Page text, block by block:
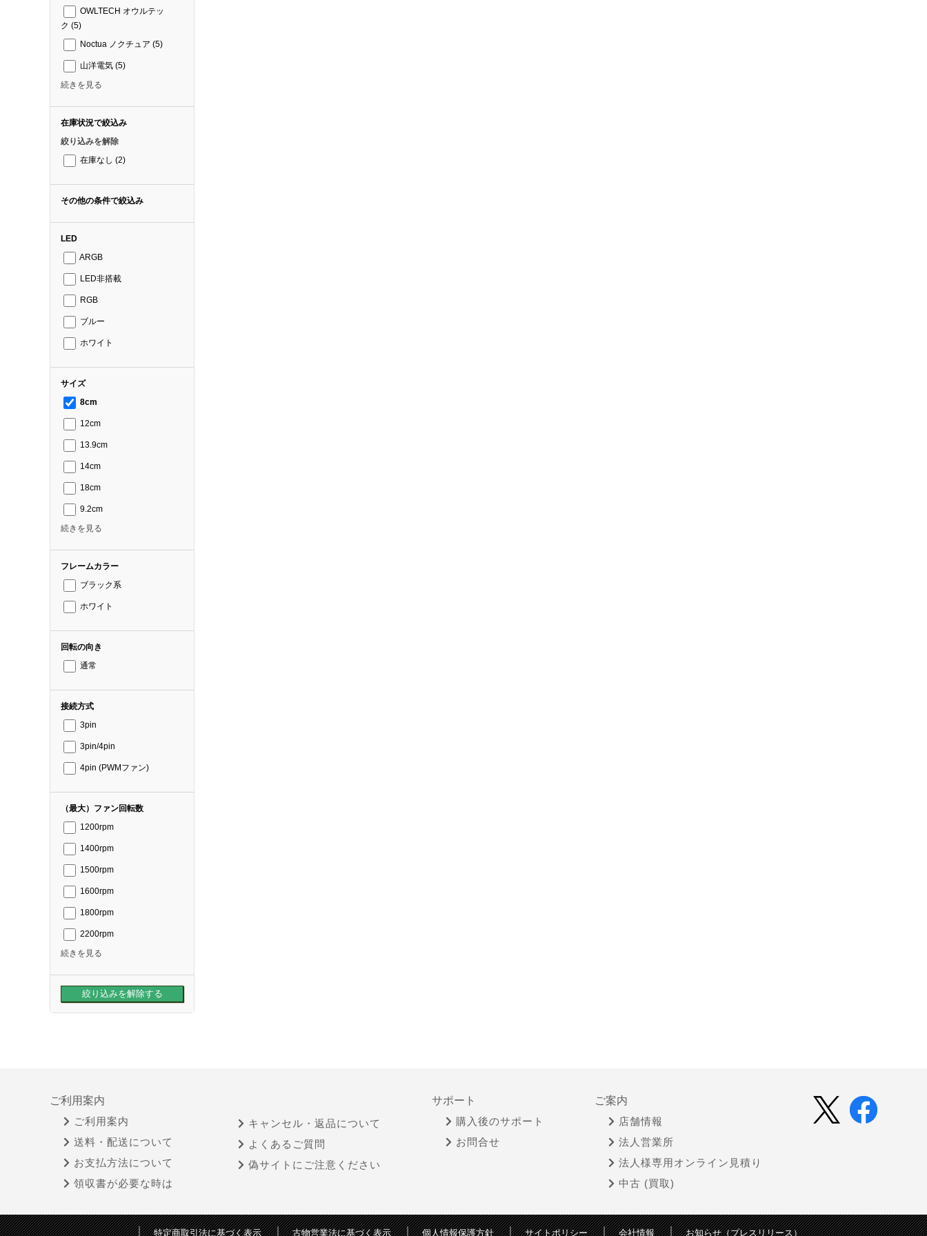
OWLTECH オウルテッ
ク (5)
Noctua ノクチュア (5)
山洋電気 (5)
続きを見る
在庫状況で絞込み
絞り込みを解除
在庫なし (2)
その他の条件で絞込み
LED
ARGB
LED非搭載
RGB
ブルー
ホワイト
サイズ
8cm
12cm
13.9cm
14cm
18cm
9.2cm
続きを見る
フレームカラー
ブラック系
ホワイト
回転の向き
通常
接続方式
3pin
3pin/4pin
4pin (PWMファン)
（最大）ファン回転数
1200rpm
1400rpm
1500rpm
1600rpm
1800rpm
2200rpm
続きを見る
ご利用案内
ご利用案内
送料・配送について
お支払方法について
領収書が必要な時は
キャンセル・返品について
よくあるご質問
偽サイトにご注意ください
サポート
購入後のサポート
お問合せ
ご案内
店舗情報
法人営業所
法人様専用オンライン見積り
中古 (買取)
特定商取引法に基づく表示 古物営業法に基づく表示 個人情報保護方針 サイトポリシー 会社情報 お知らせ（プレスリリース）